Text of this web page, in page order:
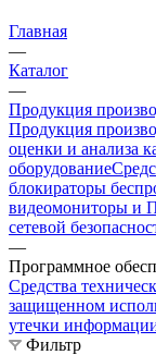
Главная
—
Каталог
—
Продукция
Продукция
оценки и анализа
оборудование
блокираторы
видеомониторы
сетевой
—
Программное
Средства
защищенном
утечки
Фильтр